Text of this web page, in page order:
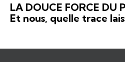
LA DOUCE FORCE DU
Et nous, quelle trace